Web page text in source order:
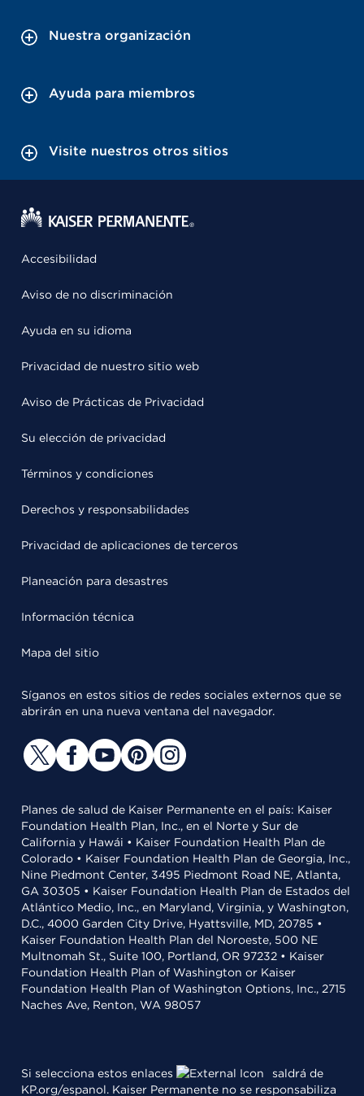
Nuestra organización
Ayuda para miembros
Visite nuestros otros sitios
Accesibilidad
Aviso de no discriminación
Ayuda en su idioma
Privacidad de nuestro sitio web
Aviso de Prácticas de Privacidad
Su elección de privacidad
Términos y condiciones
Derechos y responsabilidades
Privacidad de aplicaciones de terceros
Planeación para desastres
Información técnica
Mapa del sitio
Síganos en estos sitios de redes sociales externos que se
abrirán en una nueva ventana del navegador.
Planes de salud de Kaiser Permanente en el país: Kaiser
Foundation Health Plan, Inc., en el Norte y Sur de
California y Hawái • Kaiser Foundation Health Plan de
Colorado • Kaiser Foundation Health Plan de Georgia, Inc.,
Nine Piedmont Center, 3495 Piedmont Road NE, Atlanta,
GA 30305 • Kaiser Foundation Health Plan de Estados del
Atlántico Medio, Inc., en Maryland, Virginia, y Washington,
D.C., 4000 Garden City Drive, Hyattsville, MD, 20785 •
Kaiser Foundation Health Plan del Noroeste, 500 NE
Multnomah St., Suite 100, Portland, OR 97232 • Kaiser
Foundation Health Plan of Washington or Kaiser
Foundation Health Plan of Washington Options, Inc., 2715
Naches Ave, Renton, WA 98057
Si selecciona estos enlaces
saldrá de
KP.org/espanol. Kaiser Permanente no se responsabiliza